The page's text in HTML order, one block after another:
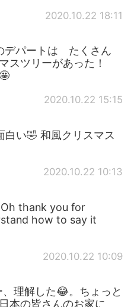
2020.10.22 18:11
デパートは たくさん
スツリーがあった！
2020.10.22 15:15
白い🤣 和風クリスマス
2020.10.22 10:13
Oh thank you for
how to say it
2020.10.22 10:09
、理解した😂。ちょっと
本の皆さんのお家に